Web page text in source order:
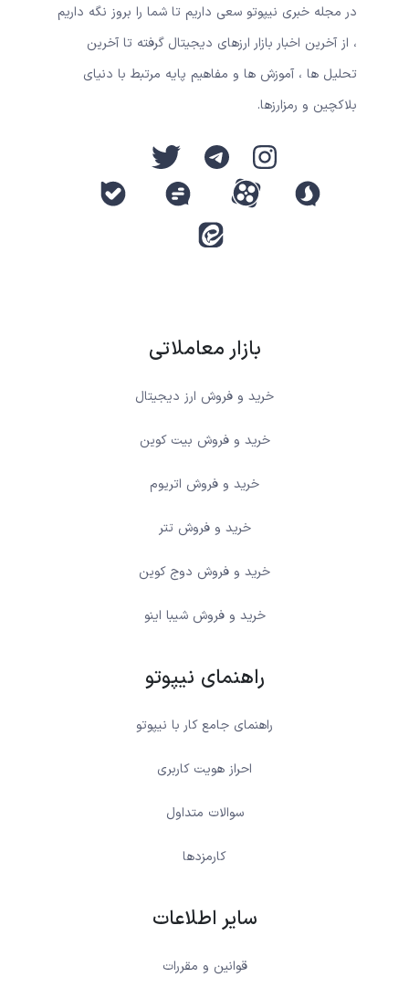
در مجله خبری نیپوتو سعی داریم تا شما را بروز نگه داریم
، از آخرین اخبار بازار ارزهای دیجیتال گرفته تا آخرین
تحلیل ها ، آموزش ها و مفاهیم پایه مرتبط با دنیای
بلاکچین و رمزارزها.
بازار معاملاتی
خرید و فروش ارز دیجیتال
خرید و فروش بیت کوین
خرید و فروش اتریوم
خرید و فروش تتر
خرید و فروش دوج کوین
خرید و فروش شیبا اینو
راهنمای نیپوتو
راهنمای جامع کار با نیپوتو
احراز هویت کاربری
سوالات متداول
کارمزدها
سایر اطلاعات
قوانین و مقررات